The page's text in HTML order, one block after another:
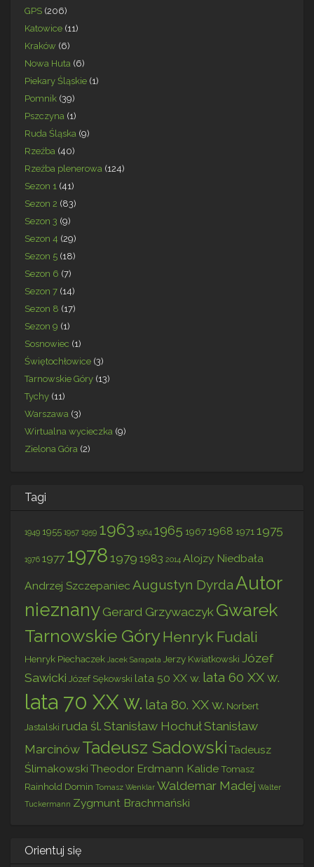
GPS (206)
Katowice (11)
Kraków (6)
Nowa Huta (6)
Piekary Śląskie (1)
Pomnik (39)
Pszczyna (1)
Ruda Śląska (9)
Rzeźba (40)
Rzeźba plenerowa (124)
Sezon 1 (41)
Sezon 2 (83)
Sezon 3 (9)
Sezon 4 (29)
Sezon 5 (18)
Sezon 6 (7)
Sezon 7 (14)
Sezon 8 (17)
Sezon 9 (1)
Sosnowiec (1)
Świętochłowice (3)
Tarnowskie Góry (13)
Tychy (11)
Warszawa (3)
Wirtualna wycieczka (9)
Zielona Góra (2)
Tagi
1949 1955 1957 1959 1963 1964 1965 19671968 19711975
1976 1977 1978 1979 1983 2014 Alojzy Niedbała
Andrzej Szczepaniec Augustyn DyrdaAutor
nieznany Gerard Grzywaczyk Gwarek
Tarnowskie GóryHenryk Fudali
Henryk Piechaczek Jacek Sarapata Jerzy Kwiatkowski Józef
Sawicki Józef Sękowski lata 50 XX w. lata 60 XX w.
lata 70 XX w. lata 80. XX w. Norbert
Jastalski ruda śl. Stanisław HochułStanisław
Marcinów Tadeusz Sadowski Tadeusz
Ślimakowski Theodor Erdmann KalideTomasz
Rainhold Domin Tomasz Wenklar Waldemar Madej Walter
Tuckermann Zygmunt Brachmański
Orientuj się